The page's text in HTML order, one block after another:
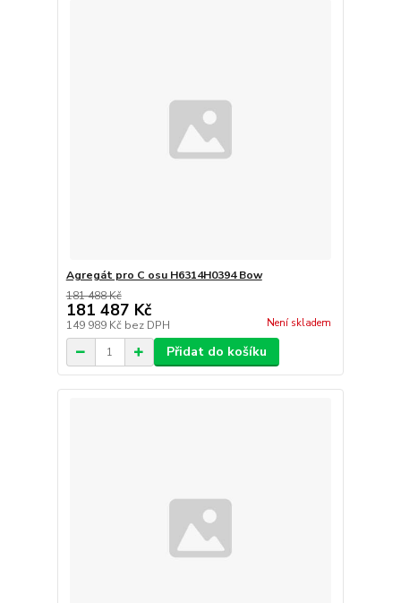
Agregát pro C osu H6314H0394 Bow
181 488 Kč
181 487 Kč
149 989 Kč bez DPH Není skladem
Přidat do košíku